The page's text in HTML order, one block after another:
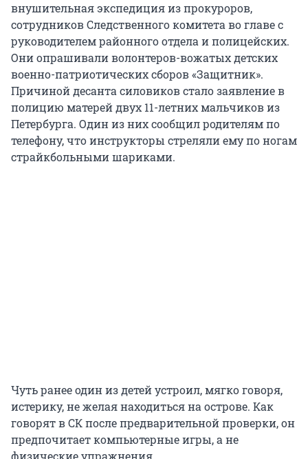
внушительная экспедиция из прокуроров,
сотрудников Следственного комитета во главе с
руководителем районного отдела и полицейских.
Они опрашивали волонтеров-вожатых детских
военно-патриотических сборов «Защитник».
Причиной десанта силовиков стало заявление в
полицию матерей двух 11-летних мальчиков из
Петербурга. Один из них сообщил родителям по
телефону, что инструкторы стреляли ему по ногам
страйкбольными шариками.
Чуть ранее один из детей устроил, мягко говоря,
истерику, не желая находиться на острове. Как
говорят в СК после предварительной проверки, он
предпочитает компьютерные игры, а не
физические упражнения.